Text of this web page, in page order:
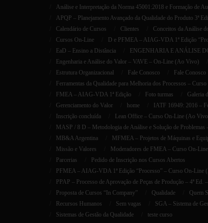
Análise e Interpretação da Norma 45001:2018 e Formação de
APQP – Planejamento Avançado da Qualidade do Produto 3ª
Calendário de Cursos
Clientes Conceitos da Análise
Cursos On-Line
D e PFMEA – AIAG-VDA 1ª Edição
EaD – Ensino a Distância
ENGENHARIA E ANÁLISE
Engenharia e Análise do Valor – VAVE – On-Line (Ao Vivo)
Estrutura Organizacional
Fale Conosco
Fale Conosco
Ferramentas da Qualidade para Melhoria dos Processos –
FMEA – AIAG-VDA 1ª Edição
Foto turmas
Galeria
Gerenciamento do Valor
home
IATF 16949: 2016 –
Inscrição concluída
Lean Office – Curso On-Line (Ao
MASP / 8 D – Metodologia de Análise e Solução de
MB&A Argentina
MFMEA – Projetos de Máquinas e
Missão e Valores
Moderadores de FMEA – Curso On-
Parcerias
Pedido de Inscrição nos Cursos Abertos
PFMEA – AIAG-VDA 1ª Edição “Processo” – Curso On-Line
PPAP – Processo de Aprovação de Peças de Produção – 4ª
Proposta de Cursos “In Company”
Qualidade Quem
Recursos Humanos
Sem vagas
SGA – Sistema de
Sistemas de Gestão da Qualidade
teste curso